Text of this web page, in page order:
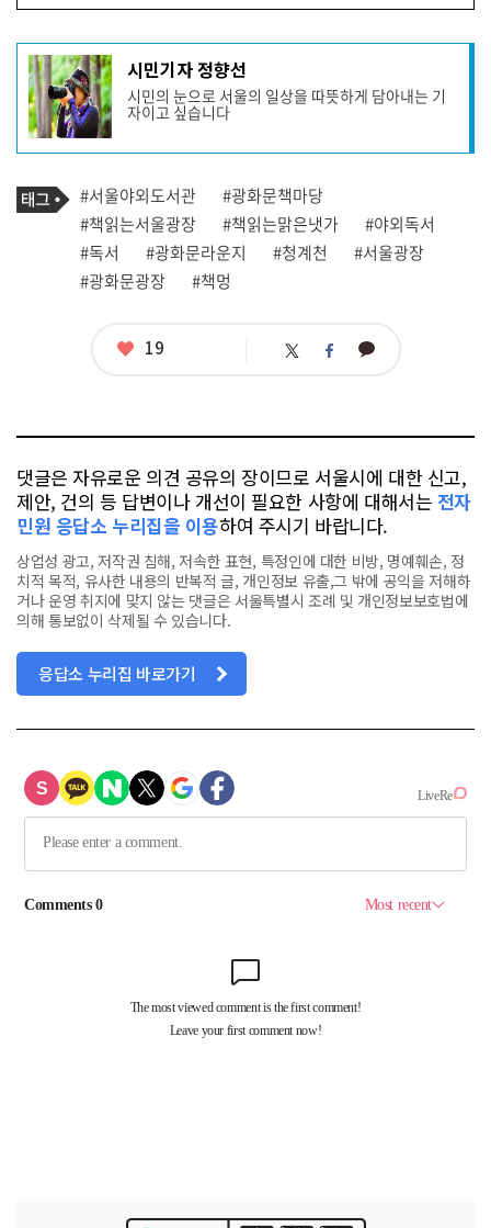
기
사
작
성
자
프
필
시민기자 정향선
시민의 눈으로 서울의 일상을 따뜻하게 담아내는 기
자이고 싶습니다
기
사
관
련
태
그
태
그
#서울야외도서관
#광화문책마당
#책읽는서울광장
#책읽는맑은냇가
#야외독서
#독서
#광화문라운지 #청계천
#서울광장
#광화문광장
#책멍
좋
19 트 페 카
댓글은 자유로운 의견 공유의 장이므로 서울시에 대한 신고,
제안, 건의 등 답변이나 개선이 필요한 사항에 대해서는 전자
민원 응답소 누리집을 이용하여 주시기 바랍니다.
상업성 광고, 저작권 침해, 저속한 표현, 특정인에 대한 비방, 명예훼손, 정
치적 목적, 유사한 내용의 반복적 글, 개인정보 유출,그 밖에 공익을 저해하
거나 운영 취지에 맞지 않는 댓글은 서울특별시 조례 및 개인정보보호법에
의해 통보없이 삭제될 수 있습니다.
응답소 누리집 바로가기